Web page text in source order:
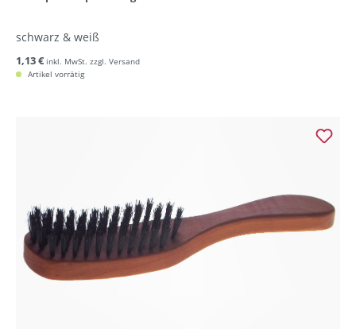
schwarz & weiß
1,13 € inkl. MwSt. zzgl. Versand
Artikel vorrätig